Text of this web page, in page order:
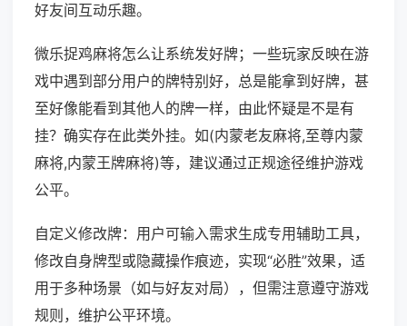
好友间互动乐趣。
微乐捉鸡麻将怎么让系统发好牌；一些玩家反映在游
戏中遇到部分用户的牌特别好，总是能拿到好牌，甚
至好像能看到其他人的牌一样，由此怀疑是不是有
挂？确实存在此类外挂。如(内蒙老友麻将,至尊内蒙
麻将,内蒙王牌麻将)等，建议通过正规途径维护游戏
公平。
自定义修改牌：用户可输入需求生成专用辅助工具，
修改自身牌型或隐藏操作痕迹，实现“必胜”效果，适
用于多种场景（如与好友对局），但需注意遵守游戏
规则，维护公平环境。